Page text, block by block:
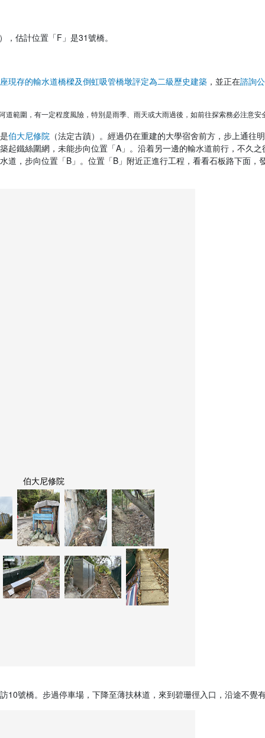
，估計位置「F」是31號橋。
現存的輸水道橋樑及倒虹吸管橋墩評定為二級歷史建築，並正在諮詢
道範圍，有一定程度風險，特別是雨季、雨天或大雨過後，如前往探索務必注意
伯大尼修院（法定古蹟）。經過仍在重建的大學宿舍前方，步上通往
起鐵絲圍網，未能步向位置「A」。沿着另一邊的輸水道前行，不久
道，步向位置「B」。位置「B」附近正進行工程，看看石板路下面
伯大尼修院
10號橋。步過停車場，下降至薄扶林道，來到碧珊徑入口，沿途不覺